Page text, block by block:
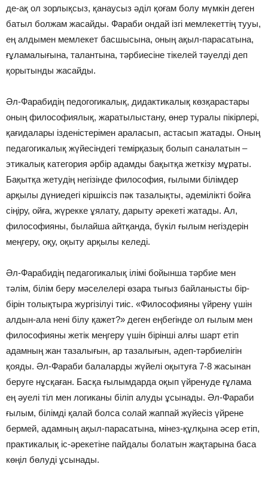
де-ақ ол зорлықсыз, қанаусыз әділ қоғам болу мүмкін деген
батыл болжам жасайды. Фараби ондай ізгі мемлекеттің тууы,
ең алдымен мемлекет басшысына, оның ақыл-парасатына,
ғұламалығына, талантына, тәрбиесіне тікелей тәуелді деп
қорытынды жасайды.
Әл-Фарабидің педогогикалық, дидактикалық көзқарастары
оның философиялық, жаратылыстану, өнер туралы пікірлері,
қағидалары ізденіс­терімен араласып, астасып жатады. Оның
педагогикалық жүйесіндегі темірқазық болып саналатын –
этикалық категория әрбір адамды бақытқа жет­кізу мұраты.
Бақытқа жетудің негізінде философия, ғылыми білімдер
арқылы дүниедегі кіршіксіз пәк тазалықты, әдемілікті бойға
сіңіру, ойға, жүрекке ұялату, дарыту әрекеті жатады. Ал,
философияны, былайша айтқанда, бүкіл ғылым негіздерін
меңгеру, оқу, оқыту арқылы келеді.
Әл-Фарабидің педагогикалық ілімі бойынша тәрбие мен
тәлім, білім беру мәселелері өзара тығыз байланысты бір-
бірін толықтыра жургізілуі тиіс. «Философияны үйрену үшін
алдын-ала нені білу қажет?» деген еңбегінде ол ғылым мен
философияны жетік меңгеру үшін бірінші алғы шарт етіп
адамның жан тазалығын, ар тазалығын, әдеп-тәрбиелігін
қояды. Әл-Фараби балаларды жүйелі оқытуға 7-8 жасынан
беруге нұсқаған. Басқа ғылымдарда оқып үйренуде ғұлама
ең әуелі тіл мен логиканы біліп алуды ұсынады. Әл-Фараби
ғылым, білімді қалай болса солай жаппай жүйесіз үйрене
бермей, адамның ақыл-парасатына, мінез-құлқына әсер етіп,
практикалық іс-әрекетіне пайдалы болатын жақтарына баса
көңіл бөлуді ұсынады.